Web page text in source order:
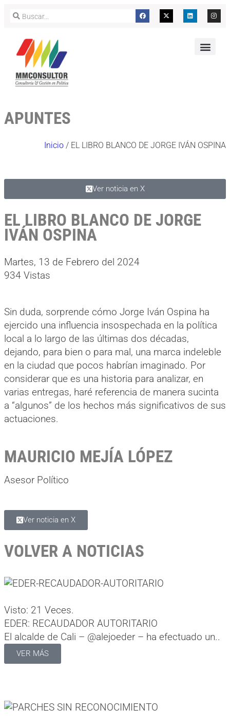
APUNTES
Inicio / EL LIBRO BLANCO DE JORGE IVÁN OSPINA
Ver noticia en X
EL LIBRO BLANCO DE JORGE
IVÁN OSPINA
Martes, 13 de Febrero del 2024
934 Vistas
Sin duda, sorprende cómo Jorge Iván Ospina ha
ejercido una influencia insospechada en la política
local a lo largo de las últimas dos décadas,
dejando, para bien o para mal, una marca indeleble
en la ciudad que pocos habrían imaginado. Por
considerar que es una historia para analizar, en
varias entregas, haré referencia de manera sucinta
a “algunos” de los hechos más significativos de sus
actuaciones.
MAURICIO MEJÍA LÓPEZ
Asesor Político
Ver noticia en X
VOLVER A NOTICIAS
Visto: 21 Veces.
EDER: RECAUDADOR AUTORITARIO
El alcalde de Cali – @alejoeder – ha efectuado un..
VER MÁS